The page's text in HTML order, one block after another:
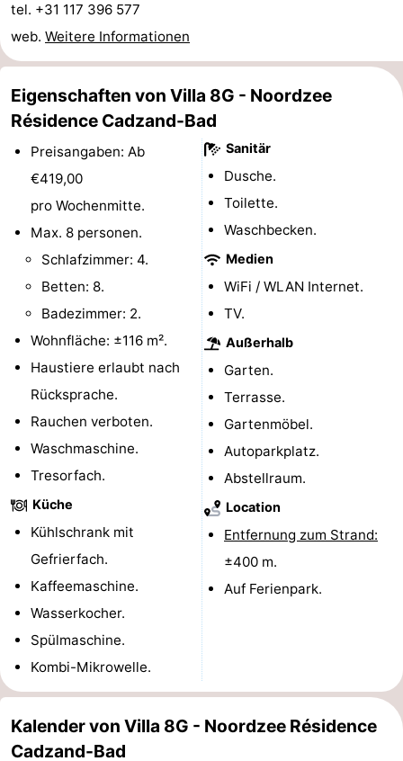
Spielplätze
Indoor-
Spielplätze
-
Bowling
-
Minigolfplätze
Wellness-
Zentren
Dörfer
Städte
Natur
Sport
Schwimmbader
-
Radfahren
Wandern
-
Reiten
Golfplatze
-
Sportangeln
Haifischzähne
Essen
trinken
Praktisch
tel. +31 117 396 577
web. Weitere Informationen
Eigenschaften von Villa 8G - Noordzee
Résidence Cadzand-Bad
Preisangaben: Ab
€419,00
pro Wochenmitte.
Max. 8 personen.
Schlafzimmer: 4.
Betten: 8.
Badezimmer: 2.
Wohnfläche: ±116 m².
Haustiere erlaubt nach
Rücksprache.
Rauchen verboten.
Waschmaschine.
Tresorfach.
Küche
Kühlschrank mit
Gefrierfach.
Kaffeemaschine.
Wasserkocher.
Spülmaschine.
Kombi-Mikrowelle.
Sanitär
Dusche.
Toilette.
Waschbecken.
Medien
WiFi / WLAN Internet.
TV.
Außerhalb
Garten.
Terrasse.
Gartenmöbel.
Autoparkplatz.
Abstellraum.
Location
Entfernung zum Strand:
±400 m.
Auf Ferienpark.
Kalender von Villa 8G - Noordzee Résidence
Cadzand-Bad